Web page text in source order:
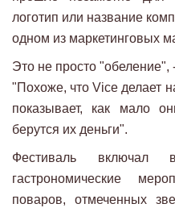
логотип или название
одном из маркетинговых
Это не просто "обеление",
"Похоже, что Vice делает
показывает, как мало
берутся их деньги".
Фестиваль включал
гастрономические
поваров, отмеченных